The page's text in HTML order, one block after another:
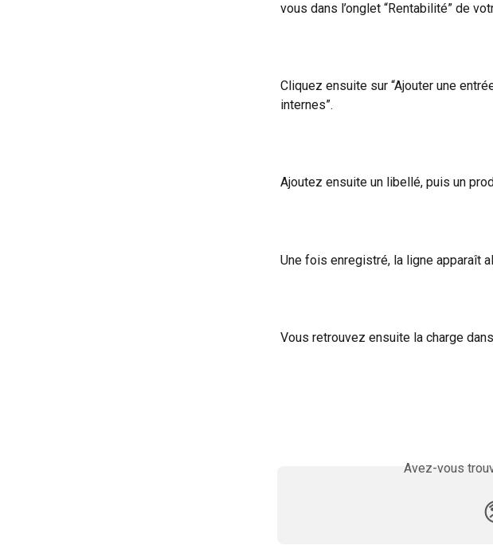
vous dans l’onglet “Rentabilité” de
Cliquez ensuite sur “Ajouter une
internes”.
Ajoutez ensuite un libellé, puis un
Une fois enregistré, la ligne apparaît
Vous retrouvez ensuite la charge
Avez-vous